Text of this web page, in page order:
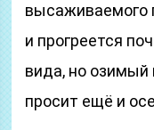
высаживаемого
и прогреется
вида, но
просит ещё и